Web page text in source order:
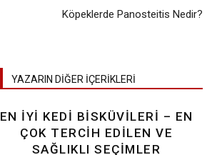
Köpeklerde Panosteitis Nedir?
YAZARIN DİĞER İÇERİKLERİ
EN İYI KEDI BISKÜVILERI – EN
ÇOK TERCIH EDILEN VE
SAĞLIKLI SEÇIMLER